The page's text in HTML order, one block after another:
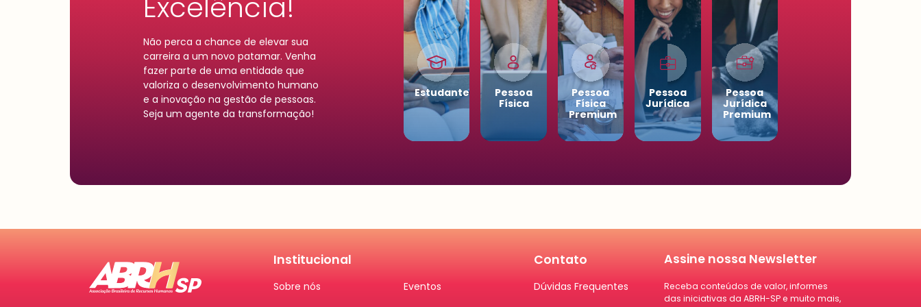
Não perca a chance de elevar sua
carreira a um novo patamar. Venha
fazer parte de uma entidade que
valoriza o desenvolvimento humano
e a inovação na gestão de pessoas.
Seja um agente da transformação!
Estudantes
Pessoa
Física
Pessoa
Física
Premium
Pessoa
Jurídica
Pessoa
Jurídica
Premium
Institucional
Sobre nós
Eventos
Contato
Dúvidas Frequentes
Assine nossa Newsletter
Receba conteúdos de valor, informes
das iniciativas da ABRH-SP e muito mais,